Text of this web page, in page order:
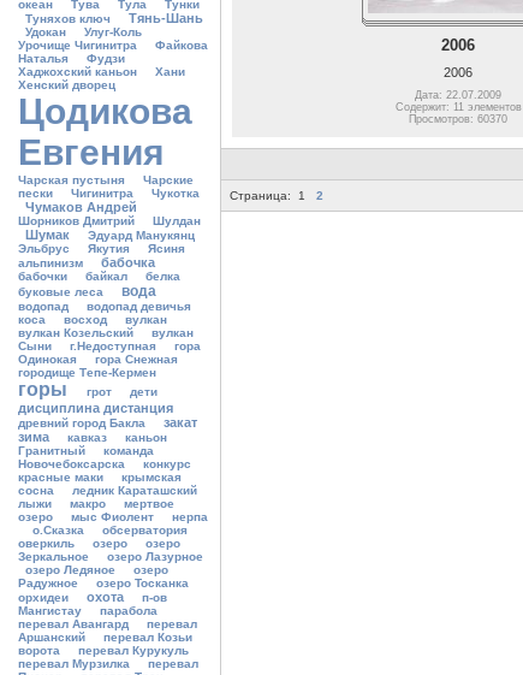
океан
Тува Тула
Тунки
Туняхов ключ
Тянь-Шань
Удокан
Улуг-Коль
Урочище Чигинитра
Файкова
Наталья
Фудзи
Хаджохский каньон
Хани
Хенский дворец
Цодикова
Евгения
Чарская пустыня
Чарские
пески
Чигинитра Чукотка
Чумаков Андрей
Шорников Дмитрий Шулдан
Шумак
Эдуард Манукянц
Эльбрус
Якутия
Ясиня
альпинизм
бабочка
бабочки байкал
белка
буковые леса
вода
водопад
водопад девичья
коса
восход
вулкан
вулкан Козельский
вулкан
Сыни
г.Недоступная
гора
Одинокая
гора Снежная
городище Тепе-Кермен
горы грот дети
дисциплина дистанция
древний город Бакла
закат
зима
кавказ
каньон
Гранитный
команда
Новочебоксарска
конкурс
красные маки
крымская
сосна
ледник Караташский
лыжи
макро
мертвое
озеро
мыс Фиолент
нерпа
о.Сказка
обсерватория
оверкиль
озеро
озеро
Зеркальное
озеро Лазурное
озеро Ледяное
озеро
Радужное
озеро Тосканка
орхидеи
охота
п-ов
Мангистау
парабола
перевал Авангард
перевал
Аршанский
перевал Козьи
ворота
перевал Курукуль
перевал Мурзилка
перевал
2006
2006
Дата: 22.07.2009
Содержит: 11 элементов
Просмотров: 60370
Страница: 1 2